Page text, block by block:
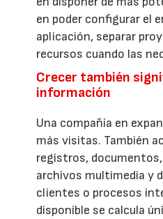
en poder configurar el
aplicación, separar
recursos cuando las
Crecer también
información
Una compañía en
más visitas. También
registros,
archivos multimedia y
clientes o procesos
disponible se calcula